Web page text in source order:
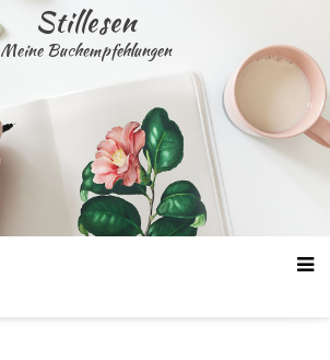
Stillesen
Meine Buchempfehlungen